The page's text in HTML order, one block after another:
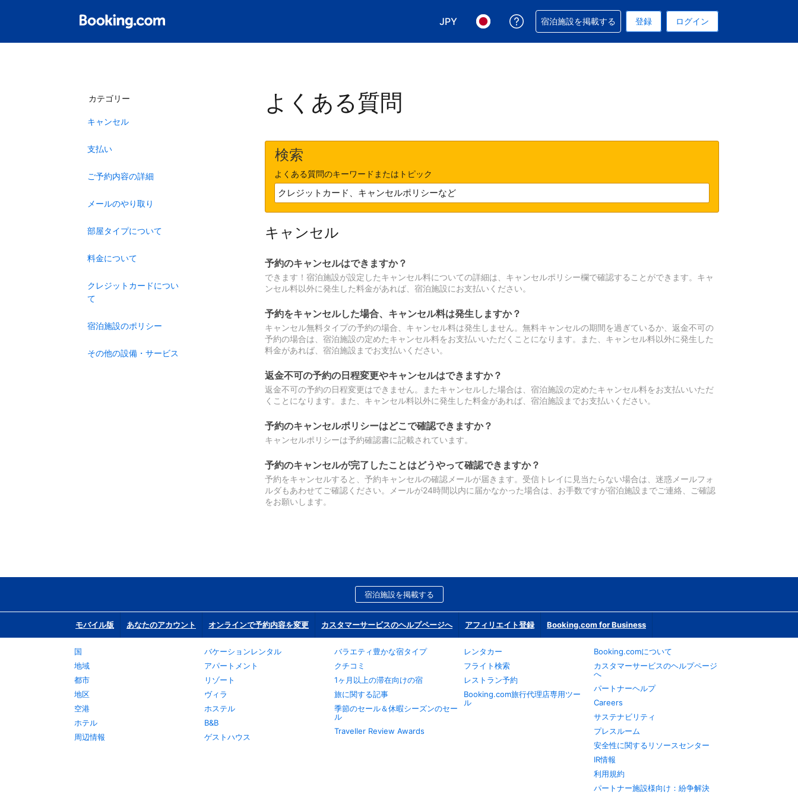
JPY
表示通貨を選択. 現在選択中の表示通貨は円です
言語を選択. 現在選択中の言語は日本語です
予約に関するサポートを受けられます
宿泊施設を掲載する 登録 ログイン
カテゴリー
キャンセル
支払い
ご予約内容の詳細
メールのやり取り
部屋タイプについて
料金について
クレジットカードについ
て
宿泊施設のポリシー
その他の設備・サービス
よくある質問
検索
よくある質問のキーワードまたはトピック
キャンセル
予約のキャンセルはできますか？
できます！宿泊施設が設定したキャンセル料についての詳細は、キャンセルポリシー欄で確認することができます。キャ
ンセル料以外に発生した料金があれば、宿泊施設にお支払いください。
予約をキャンセルした場合、キャンセル料は発生しますか？
キャンセル無料タイプの予約の場合、キャンセル料は発生しません。無料キャンセルの期間を過ぎているか、返金不可の
予約の場合は、宿泊施設の定めたキャンセル料をお支払いいただくことになります。また、キャンセル料以外に発生した
料金があれば、宿泊施設までお支払いください。
返金不可の予約の日程変更やキャンセルはできますか？
返金不可の予約の日程変更はできません。またキャンセルした場合は、宿泊施設の定めたキャンセル料をお支払いいただ
くことになります。また、キャンセル料以外に発生した料金があれば、宿泊施設までお支払いください。
予約のキャンセルポリシーはどこで確認できますか？
キャンセルポリシーは予約確認書に記載されています。
予約のキャンセルが完了したことはどうやって確認できますか？
予約をキャンセルすると、予約キャンセルの確認メールが届きます。受信トレイに見当たらない場合は、迷惑メールフォ
ルダもあわせてご確認ください。メールが24時間以内に届かなかった場合は、お手数ですが宿泊施設までご連絡、ご確認
をお願いします。
宿泊施設を掲載する
モバイル版 あなたのアカウント オンラインで予約内容を変更 カスタマーサービスのヘルプページへ アフィリエイト登録 Booking.com for Business
国
地域
都市
地区
空港
ホテル
周辺情報
バケーションレンタル
アパートメント
リゾート
ヴィラ
ホステル
B&B
ゲストハウス
バラエティ豊かな宿タイプ
クチコミ
1ヶ月以上の滞在向けの宿
旅に関する記事
季節のセール＆休暇シーズンのセー
ル
Traveller Review Awards
レンタカー
フライト検索
レストラン予約
Booking.com旅行代理店専用ツー
ル
Booking.comについて
カスタマーサービスのヘルプページ
へ
パートナーヘルプ
Careers
サステナビリティ
プレスルーム
安全性に関するリソースセンター
IR情報
利用規約
パートナー施設様向け：紛争解決